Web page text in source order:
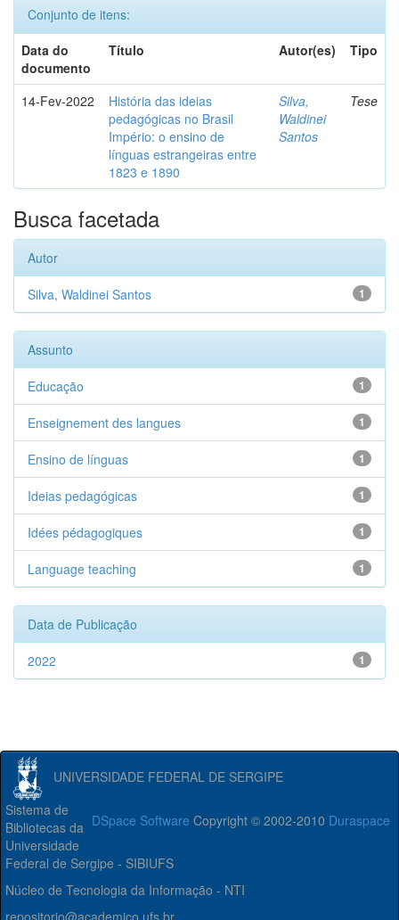
Conjunto de itens:
Data do
documento
Título Autor(es) Tipo
14-Fev-2022
História das ideias
pedagógicas no Brasil
Império: o ensino de
línguas estrangeiras entre
1823 e 1890
Silva,
Waldinei
Santos
Tese
Busca facetada
Autor
1
Silva, Waldinei Santos
Assunto
1
Educação
1
Enseignement des langues
1
Ensino de línguas
1
Ideias pedagógicas
1
Idées pédagogiques
1
Language teaching
Data de Publicação
1
2022
UNIVERSIDADE FEDERAL DE SERGIPE
DSpace Software Copyright © 2002-2010 Duraspace
Sistema de
Bibliotecas da
Universidade
Federal de Sergipe - SIBIUFS
Núcleo de Tecnologia da Informação - NTI
repositorio@academico.ufs.br